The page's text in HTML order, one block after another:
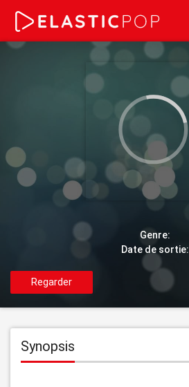
Genre:
Date de sortie:
Regarder
Synopsis